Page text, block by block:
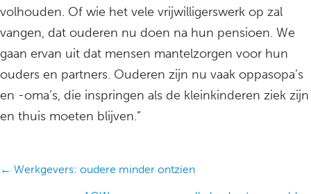
volhouden. Of wie het vele vrijwilligerswerk op zal
vangen, dat ouderen nu doen na hun pensioen. We
gaan ervan uit dat mensen mantelzorgen voor hun
ouders en partners. Ouderen zijn nu vaak oppasopa’s
en -oma’s, die inspringen als de kleinkinderen ziek zijn
en thuis moeten blijven.”
Posts
← Werkgevers: oudere minder ontzien